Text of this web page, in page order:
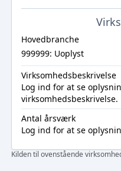
Hovedbranche
999999: Uoplyst
Virksomhedsbeskrivelse
Log ind for at se
virksomhedsbeskrivelse.
Antal årsværk
Log ind for at se
Kilden til ovenstående